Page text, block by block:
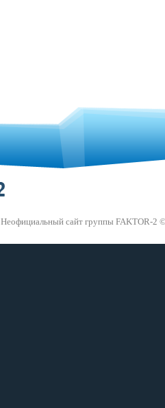
Неофициальный сайт группы FAKTOR-2